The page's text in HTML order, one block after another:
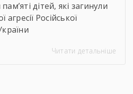
дітей, які загинули
агресії Російської
Читати детальніше